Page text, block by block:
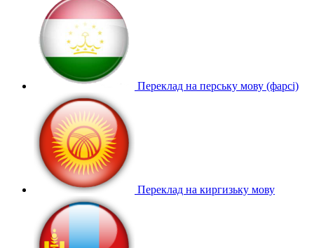
Переклад на перську мову (фарсі)
Переклад на киргизьку мову